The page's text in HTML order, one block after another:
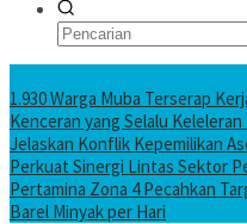
1.930 Warga Muba Terserap
Kenceran yang Selalu Keleleran
Jelaskan Konflik Kepemilikan
Perkuat Sinergi Lintas Sektor
Pertamina Zona 4 Pecahkan
Barel Minyak per Hari